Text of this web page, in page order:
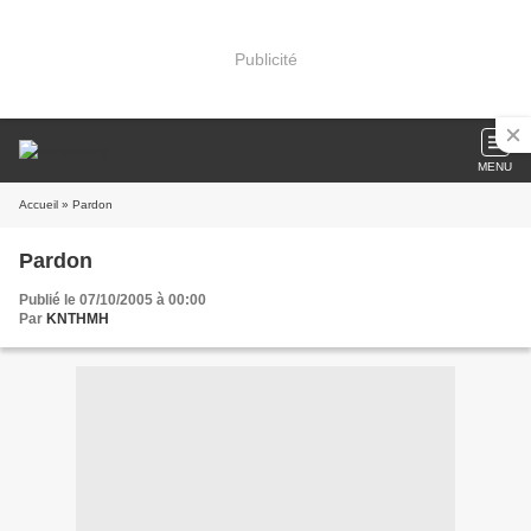
Publicité
MENU
Accueil » Pardon
Pardon
Publié le 07/10/2005 à 00:00
Par KNTHMH